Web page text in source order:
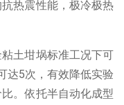
热震性能，极冷极热
粘土坩埚标准工况下可
达5次，有效降低实验
。依托半自动化成型